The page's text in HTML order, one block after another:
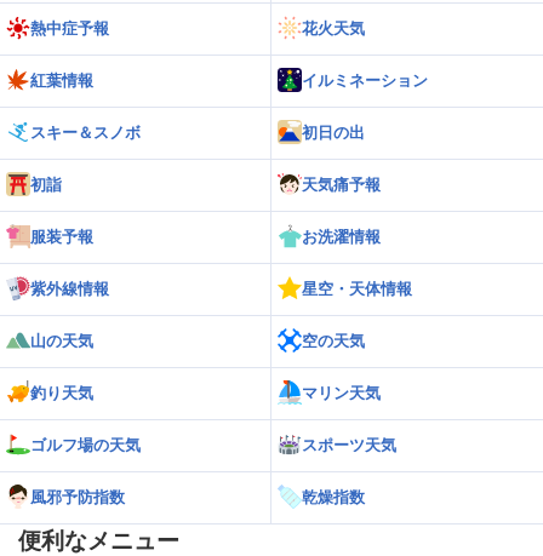
熱中症予報 花火天気
紅葉情報 イルミネーション
スキー＆スノボ 初日の出
初詣 天気痛予報
服装予報 お洗濯情報
紫外線情報 星空・天体情報
山の天気 空の天気
釣り天気 マリン天気
ゴルフ場の天気 スポーツ天気
風邪予防指数 乾燥指数
便利なメニュー